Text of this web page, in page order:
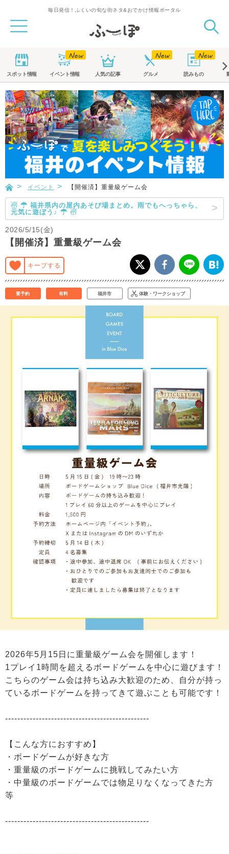
毎日発信！ふくいの旬な街ネタ&おでかけ情報ポータル
スポット情報 イベント情報 人気の記事 グルメ 読みもの
イベント 【開催済】重量級ゲーム会
☃ ☂ 福井県内の屋内あそび場まとめ。雨でもへっちゃら、
元気に遊ぼう♪ ☂ ☃
2026/5/15(金)
【開催済】重量級ゲーム会
キープする
要予約 有料 福井市 体験・ワークショップ
2026年5月15日に重量級ゲーム会を開催します！
1プレイ1時間を超えるボードゲームを中心に遊びます！
こちらのゲーム会は持ち込み大歓迎のため、自分が持っ
ているボードゲームを持ってきて遊ぶことも可能です！
-----------------------------------------------
【こんな方におすすめ】
・ボードゲームが好きな方
・重量級のボードゲームに挑戦してみたい方
・中量級のボードゲームでは物足りなくなってきた方
等
-----------------------------------------------